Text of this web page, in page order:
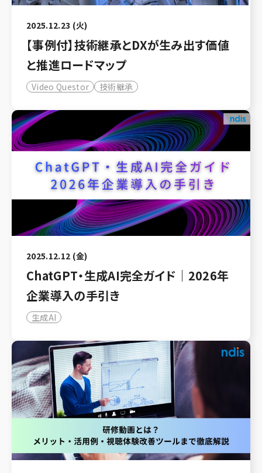
2025.12.23 (火)
【事例付】技術継承とDXが生み出す価値
と推進ロードマップ
Video Questor 技術継承
2025.12.12 (金)
ChatGPT・生成AI完全ガイド｜2026年
企業導入の手引き
生成AI